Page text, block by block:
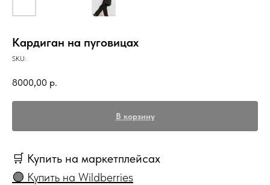
Кардиган на пуговицах
SKU:
8000,00 р.
В корзину
🛒 Купить на маркетплейсах
🟣 Купить на Wildberries